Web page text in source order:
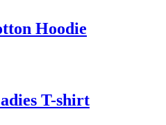
Hoodie
T-shirt